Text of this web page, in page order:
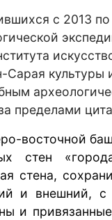
с 2013 по
Сарая культуры
пределами
восточной
стен
стена,
и внешний, с
и